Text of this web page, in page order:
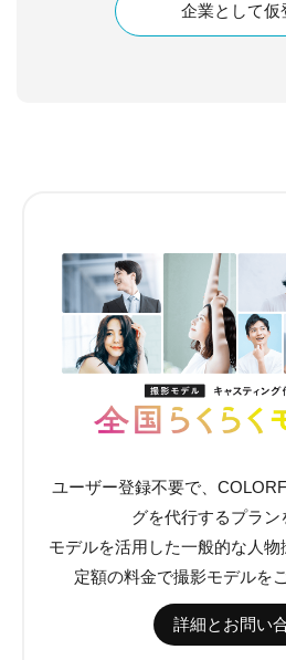
企業として仮
ユーザー登録不要で、
グを代行するプラン
モデルを活用した一般的な人物
定額の料金で撮影モデルを
詳細とお問い